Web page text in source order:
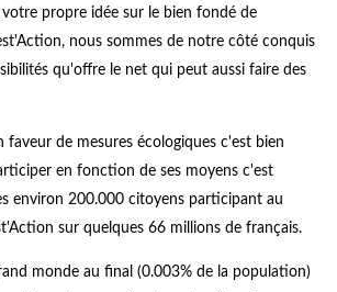
propre idée sur le bien fondé de
nous sommes de notre côté conquis
qu'offre le net qui peut aussi faire des
faveur de mesures écologiques c'est bien
en fonction de ses moyens c'est
environ 200.000 citoyens participant au
sur quelques 66 millions de français.
monde au final (0.003% de la population)